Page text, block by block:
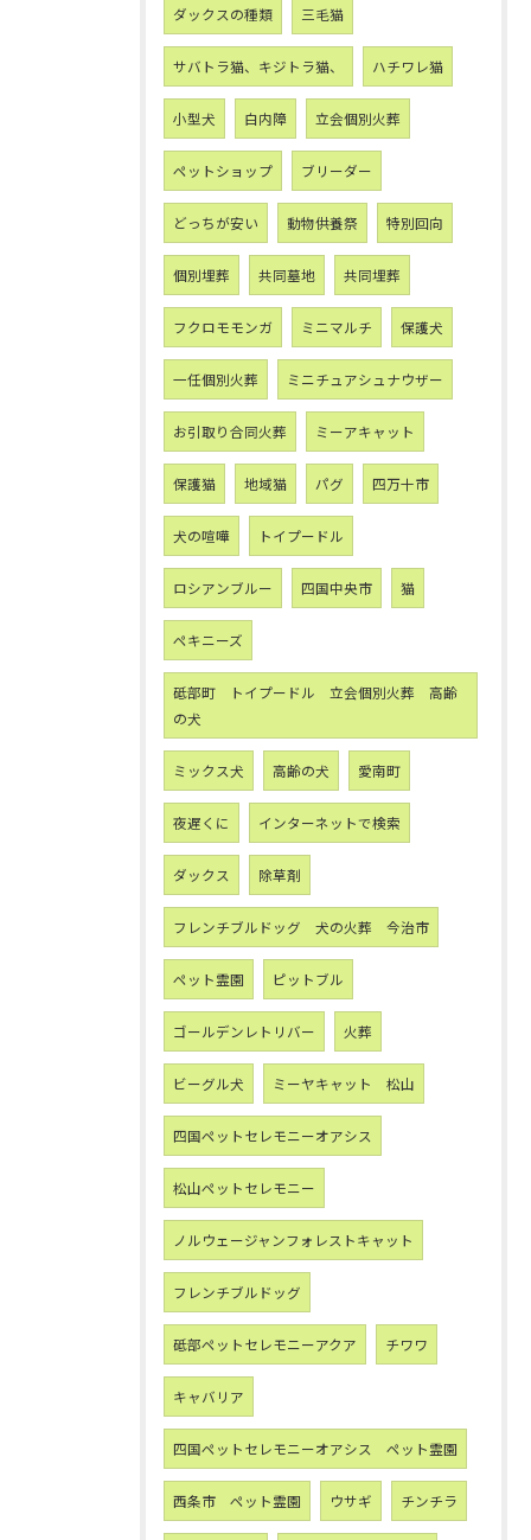
ダックスの種類 三毛猫
サバトラ猫、キジトラ猫、 ハチワレ猫
小型犬 白内障 立会個別火葬
ペットショップ ブリーダー
どっちが安い 動物供養祭 特別回向
個別埋葬 共同墓地 共同埋葬
フクロモモンガ ミニマルチ 保護犬
一任個別火葬 ミニチュアシュナウザー
お引取り合同火葬 ミーアキャット
保護猫 地域猫 パグ 四万十市
犬の喧嘩 トイプードル
ロシアンブルー 四国中央市 猫
ペキニーズ
砥部町 トイプードル 立会個別火葬 高齢
の犬
ミックス犬 高齢の犬 愛南町
夜遅くに インターネットで検索
ダックス 除草剤
フレンチブルドッグ 犬の火葬 今治市
ペット霊園 ピットブル
ゴールデンレトリバー 火葬
ビーグル犬 ミーヤキャット 松山
四国ペットセレモニーオアシス
松山ペットセレモニー
ノルウェージャンフォレストキャット
フレンチブルドッグ
砥部ペットセレモニーアクア チワワ
キャバリア
四国ペットセレモニーオアシス ペット霊園
西条市 ペット霊園 ウサギ チンチラ